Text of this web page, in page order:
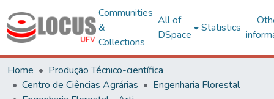
Communities
&
Collections
All of
DSpace
Statistics
Home
Produção Técnico-científica
Centro de Ciências Agrárias
Engenharia Florestal